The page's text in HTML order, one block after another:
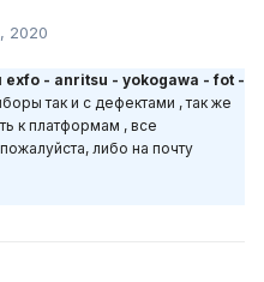
2020
exfo - anritsu - yokogawa - fot -
так и с дефектами , так же
к платформам , все
либо на почту